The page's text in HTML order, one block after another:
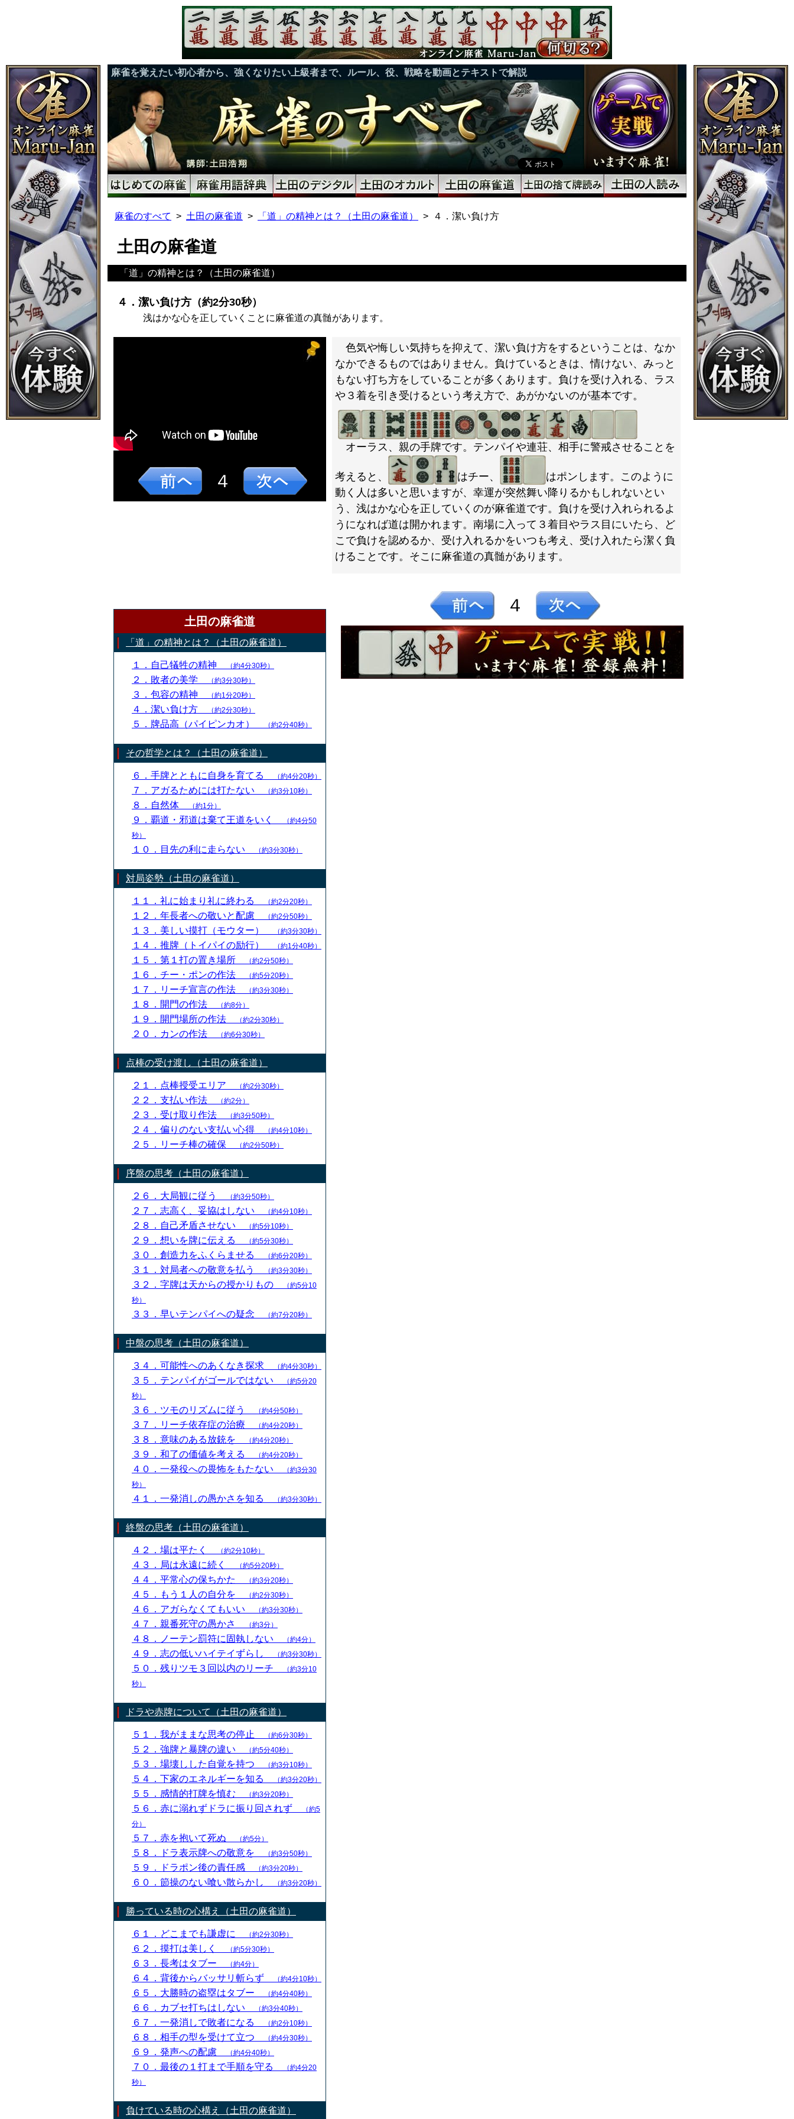
麻雀を覚えたい初心者から、強くなりたい上級者まで、ルール、役、戦略を動画とテキストで解説
麻雀のすべて 土田の麻雀道 「道」の精神とは？（土田の麻雀道） ４．潔い負け方
土田の麻雀道
「道」の精神とは？（土田の麻雀道）
４．潔い負け方（約2分30秒）
浅はかな心を正していくことに麻雀道の真髄があります。
４
土田の麻雀道
「道」の精神とは？（土田の麻雀道）
１．自己犠牲の精神 （約4分30秒）
２．敗者の美学 （約3分30秒）
３．包容の精神 （約1分20秒）
４．潔い負け方 （約2分30秒）
５．牌品高（パイピンカオ） （約2分40秒）
その哲学とは？（土田の麻雀道）
６．手牌とともに自身を育てる （約4分20秒）
７．アガるためには打たない （約3分10秒）
８．自然体 （約1分）
９．覇道・邪道は棄て王道をいく
（約4分50
秒）
１０．目先の利に走らない （約3分30秒）
対局姿勢（土田の麻雀道）
１１．礼に始まり礼に終わる （約2分20秒）
１２．年長者への敬いと配慮 （約2分50秒）
１３．美しい摸打（モウター） （約3分30秒）
１４．推牌（トイパイの励行） （約1分40秒）
１５．第１打の置き場所 （約2分50秒）
１６．チー・ポンの作法 （約5分20秒）
１７．リーチ宣言の作法 （約3分30秒）
１８．開門の作法 （約8分）
１９．開門場所の作法 （約2分30秒）
２０．カンの作法 （約6分30秒）
点棒の受け渡し（土田の麻雀道）
２１．点棒授受エリア （約2分30秒）
２２．支払い作法 （約2分）
２３．受け取り作法 （約3分50秒）
２４．偏りのない支払い心得 （約4分10秒）
２５．リーチ棒の確保 （約2分50秒）
序盤の思考（土田の麻雀道）
２６．大局観に従う （約3分50秒）
２７．志高く、妥協はしない （約4分10秒）
２８．自己矛盾させない （約5分10秒）
２９．想いを牌に伝える （約5分30秒）
３０．創造力をふくらませる （約6分20秒）
３１．対局者への敬意を払う （約3分30秒）
３２．字牌は天からの授かりもの
（約5分10
秒）
３３．早いテンパイへの疑念 （約7分20秒）
中盤の思考（土田の麻雀道）
３４．可能性へのあくなき探求 （約4分30秒）
３５．テンパイがゴールではない
（約5分20
秒）
３６．ツモのリズムに従う （約4分50秒）
３７．リーチ依存症の治療 （約4分20秒）
３８．意味のある放銃を （約4分20秒）
３９．和了の価値を考える （約4分20秒）
４０．一発役への畏怖をもたない
（約3分30
秒）
４１．一発消しの愚かさを知る （約3分30秒）
終盤の思考（土田の麻雀道）
４２．場は平たく （約2分10秒）
４３．局は永遠に続く （約5分20秒）
４４．平常心の保ちかた （約3分20秒）
４５．もう１人の自分を （約2分30秒）
４６．アガらなくてもいい （約3分30秒）
４７．親番死守の愚かさ （約3分）
４８．ノーテン罰符に固執しない （約4分）
４９．志の低いハイテイずらし （約3分30秒）
５０．残りツモ３回以内のリーチ
（約3分10
秒）
ドラや赤牌について（土田の麻雀道）
５１．我がままな思考の停止 （約6分30秒）
５２．強牌と暴牌の違い （約5分40秒）
５３．場壊しした自覚を持つ （約3分10秒）
５４．下家のエネルギーを知る （約3分20秒）
５５．感情的打牌を慎む （約3分20秒）
５６．赤に溺れずドラに振り回されず
（約5
分）
５７．赤を抱いて死ぬ （約5分）
５８．ドラ表示牌への敬意を （約3分50秒）
５９．ドラポン後の責任感 （約3分20秒）
６０．節操のない喰い散らかし （約3分20秒）
勝っている時の心構え（土田の麻雀道）
６１．どこまでも謙虚に （約2分30秒）
６２．摸打は美しく （約5分30秒）
６３．長考はタブー （約4分）
６４．背後からバッサリ斬らず （約4分10秒）
６５．大勝時の盗塁はタブー （約4分40秒）
６６．カブセ打ちはしない （約3分40秒）
６７．一発消しで敗者になる （約2分10秒）
６８．相手の型を受けて立つ （約4分30秒）
６９．発声への配慮 （約4分40秒）
７０．最後の１打まで手順を守る
（約4分20
秒）
負けている時の心構え（土田の麻雀道）
色気や悔しい気持ちを抑えて、潔い負け方をするということは、なか
なかできるものではありません。負けているときは、情けない、みっと
もない打ち方をしていることが多くあります。負けを受け入れる、ラス
や３着を引き受けるという考え方で、あがかないのが基本です。
オーラス、親の手牌です。テンパイや連荘、相手に警戒させることを
考えると、 はチー、
はポンします。このように
動く人は多いと思いますが、幸運が突然舞い降りるかもしれないとい
う、浅はかな心を正していくのが麻雀道です。負けを受け入れられるよ
うになれば道は開かれます。南場に入って３着目やラス目にいたら、ど
こで負けを認めるか、受け入れるかをいつも考え、受け入れたら潔く負
けることです。そこに麻雀道の真髄があります。
４